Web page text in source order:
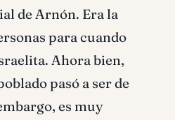
de Arnón. Era la
para cuando
Ahora bien,
pasó a ser de
es muy